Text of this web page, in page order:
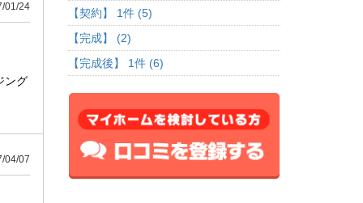
01/24
ング
04/07
【契約】 1件 (5)
【完成】 (2)
【完成後】 1件 (6)